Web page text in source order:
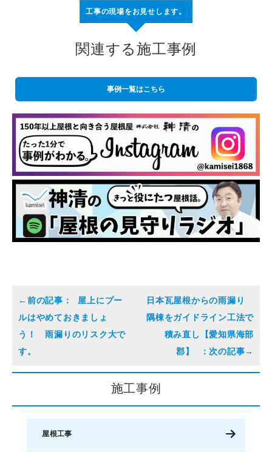
工事の現場をお見せします。
関連する施工事例
事例一覧はこちら
屋上にプー
ルはやめておきましょ
う！ 雨漏りのリスク大で
す。
日本瓦屋根からの雨漏り
隅棟をガイドライン工法で
積み直し【愛知県海部
郡】
施工事例
屋根工事